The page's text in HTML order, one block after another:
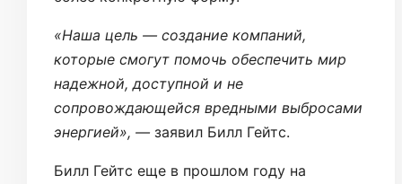
«Наша цель — создание компаний,
которые смогут помочь обеспечить мир
надежной, доступной и не
сопровождающейся вредными выбросами
энергией», — заявил Билл Гейтс.
Билл Гейтс еще в прошлом году на